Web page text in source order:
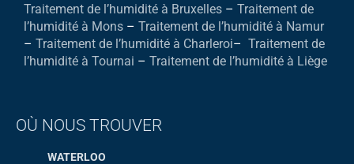
Traitement de l’humidité à Bruxelles – Traitement de
l’humidité à Mons – Traitement de l’humidité à Namur
– Traitement de l’humidité à Charleroi– Traitement de
l’humidité à Tournai – Traitement de l’humidité à Liège
OÙ NOUS TROUVER
WATERLOO